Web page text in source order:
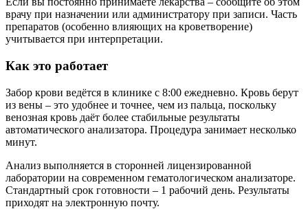
врачу при назначении или администратору при записи. Часть
препаратов (особенно влияющих на кроветворение)
учитывается при интерпретации.
Как это работает
Забор крови ведётся в клинике с 8:00 ежедневно. Кровь берут
из вены – это удобнее и точнее, чем из пальца, поскольку
венозная кровь даёт более стабильные результаты
автоматического анализатора. Процедура занимает несколько
минут.
Анализ выполняется в сторонней лицензированной
лаборатории на современном гематологическом анализаторе.
Стандартный срок готовности – 1 рабочий день. Результаты
приходят на электронную почту.